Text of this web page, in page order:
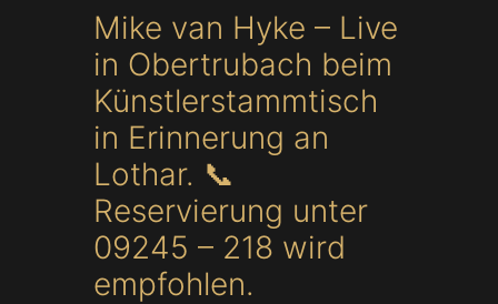
Mike van Hyke – Live
in Obertrubach beim
Künstlerstammtisch
in Erinnerung an
Lothar. 📞
Reservierung unter
09245 – 218 wird
empfohlen.